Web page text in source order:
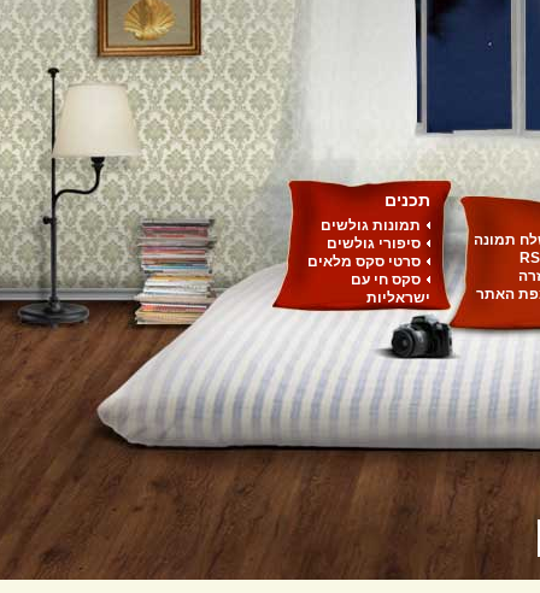
תמונה
האתר
תכנים
תמונות גולשים
סיפורי גולשים
סרטי סקס מלאים
סקס חי עם
ישראליות